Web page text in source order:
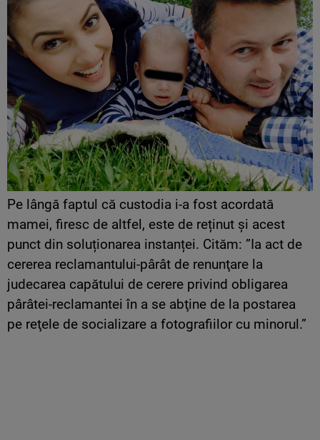
Pe lângă faptul că custodia i-a fost acordată
mamei, firesc de altfel, este de reținut și acest
punct din soluționarea instanței. Cităm: ”Ia act de
cererea reclamantului-pârât de renunţare la
judecarea capătului de cerere privind obligarea
pârâtei-reclamantei în a se abţine de la postarea
pe reţele de socializare a fotografiilor cu minorul.”